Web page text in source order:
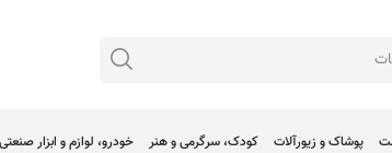
پوشاک و زیورآلات کودک، سرگرمی و هنر خودرو، لوازم و ابزار صنعتی